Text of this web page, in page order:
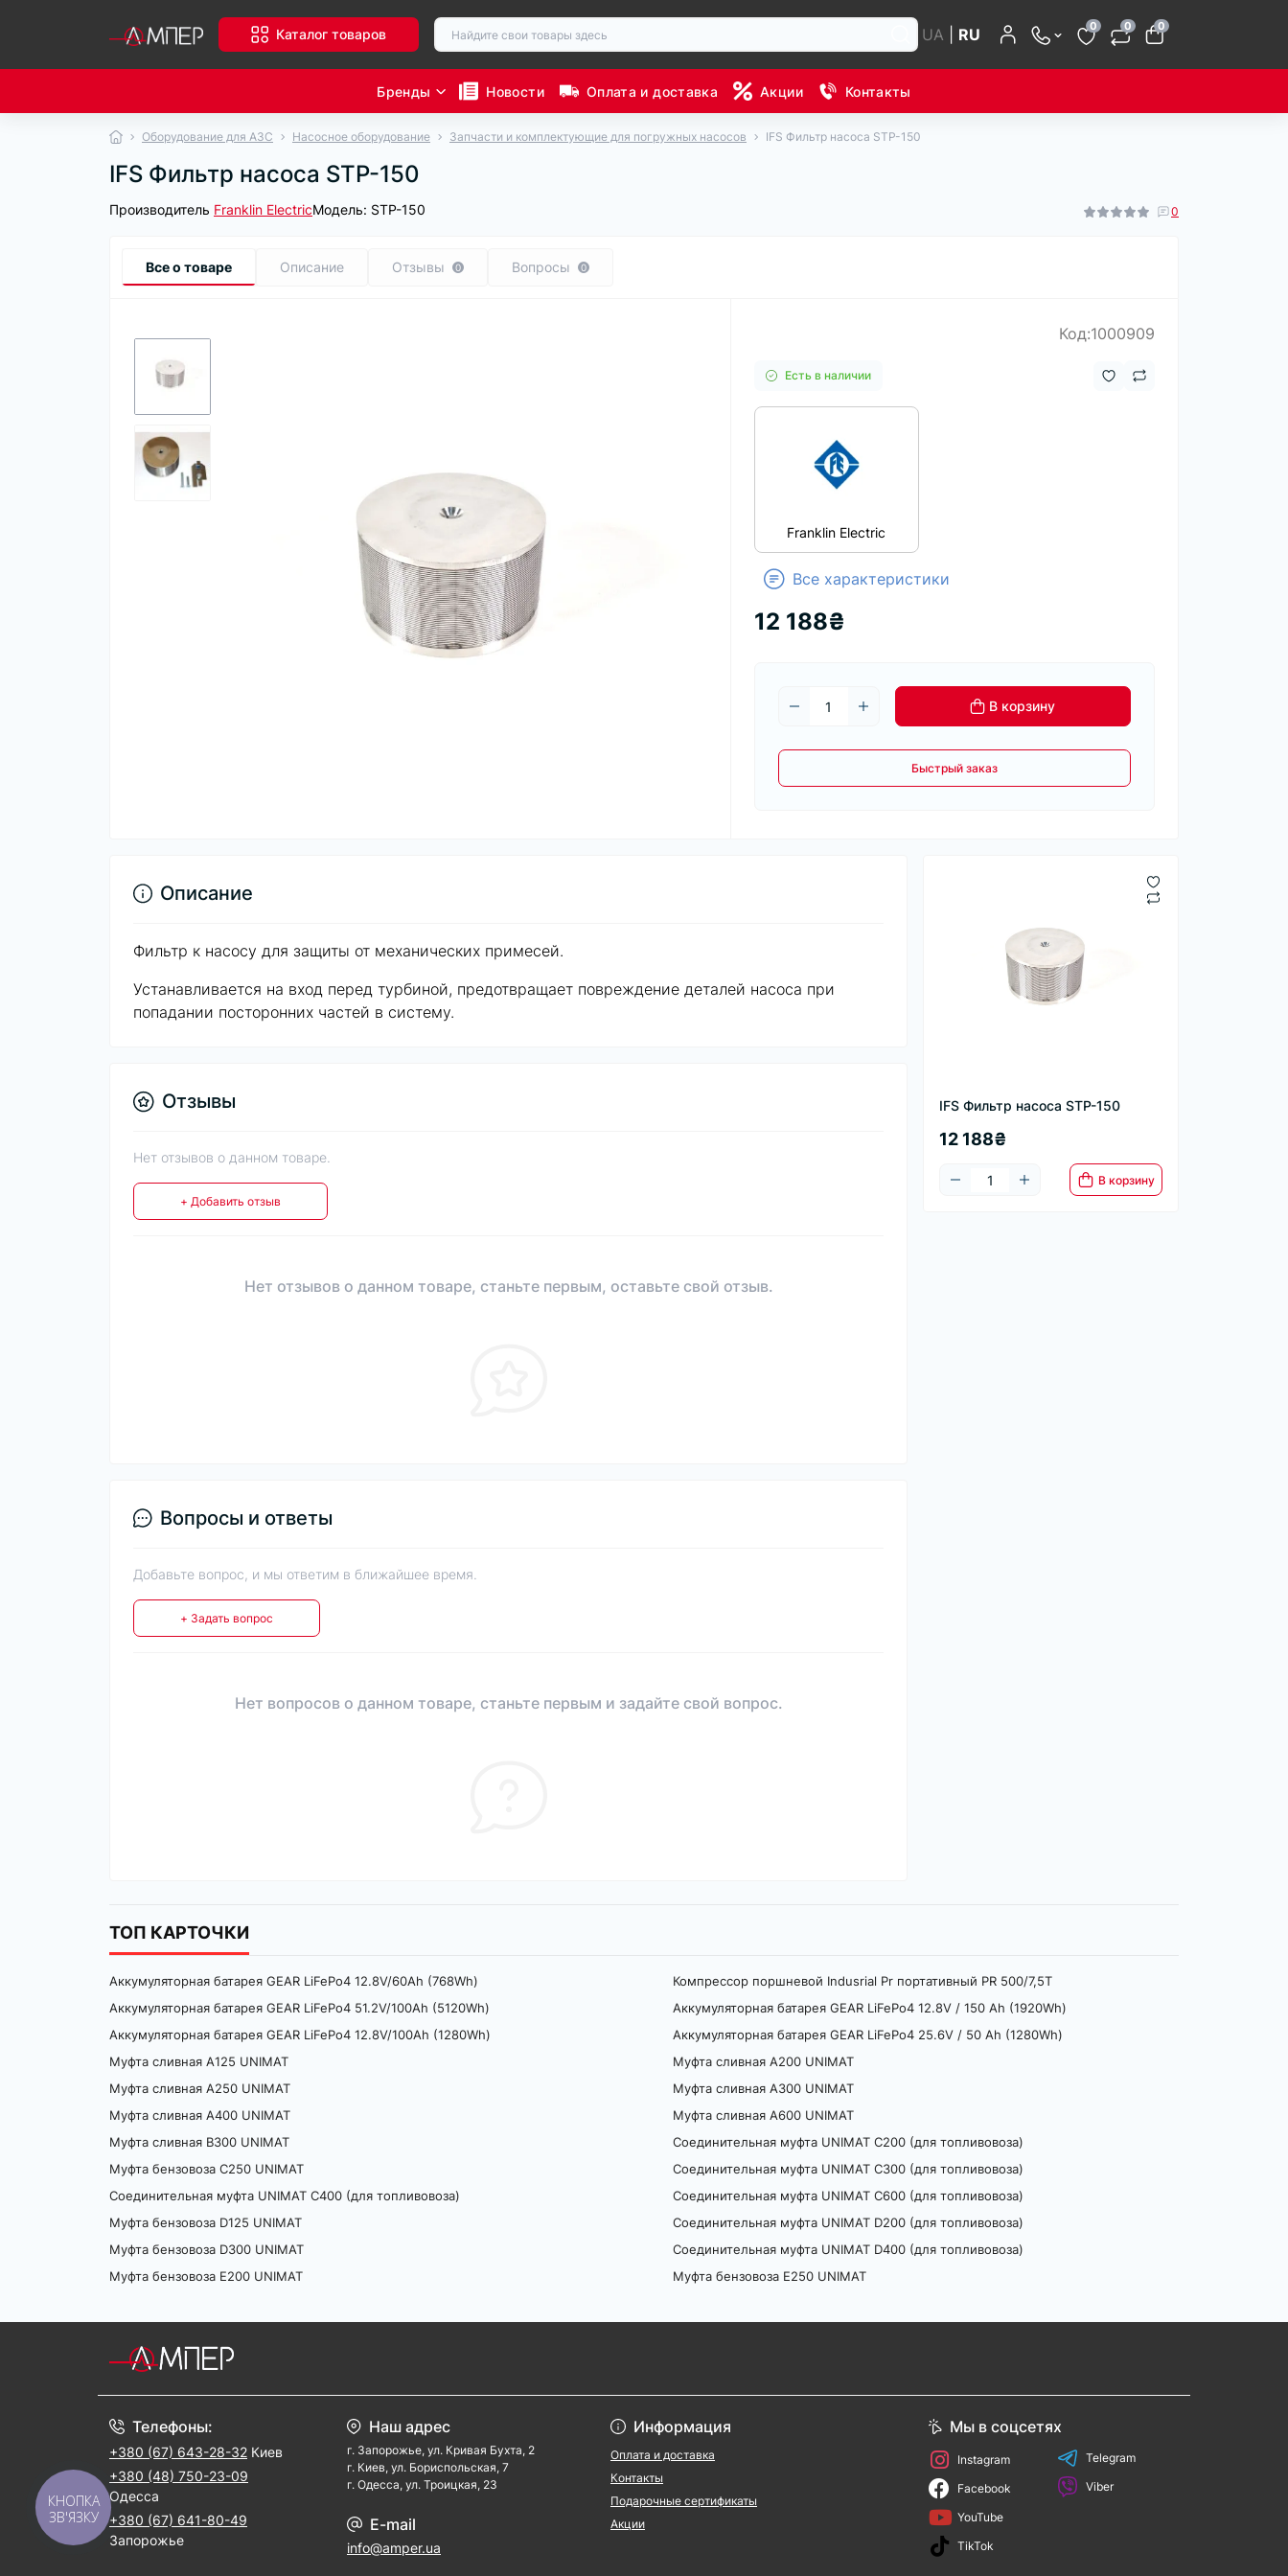
Каталог товаров UA RU 0 0 0
Бренды Новости Оплата и доставка Акции Контакты
Оборудование для АЗС Насосное оборудование Запчасти и комплектующие для погружных насосов IFS Фильтр насоса STP-150
IFS Фильтр насоса STP-150
Производитель Franklin ElectricМодель: STP-150 0
Все о товаре Описание Отзывы 0 Вопросы 0
Код:1000909
Есть в наличии
Franklin Electric
Все характеристики
12 188₴
В корзину
Быстрый заказ
IFS Фильтр насоса STP-150
12 188₴
В корзину
Описание
Фильтр к насосу для защиты от механических примесей.
Устанавливается на вход перед турбиной, предотвращает повреждение деталей насоса при
попадании посторонних частей в систему.
Отзывы
Нет отзывов о данном товаре.
+ Добавить отзыв
Нет отзывов о данном товаре, станьте первым, оставьте свой отзыв.
Вопросы и ответы
Добавьте вопрос, и мы ответим в ближайшее время.
+ Задать вопрос
Нет вопросов о данном товаре, станьте первым и задайте свой вопрос.
ТОП КАРТОЧКИ
Аккумуляторная батарея GEAR LiFePo4 12.8V/60Ah (768Wh)
Компрессор поршневой Indusrial Pr портативный PR 500/7,5T
Аккумуляторная батарея GEAR LiFePo4 51.2V/100Ah (5120Wh)
Аккумуляторная батарея GEAR LiFePo4 12.8V / 150 Ah (1920Wh)
Аккумуляторная батарея GEAR LiFePo4 12.8V/100Ah (1280Wh)
Аккумуляторная батарея GEAR LiFePo4 25.6V / 50 Ah (1280Wh)
Муфта сливная A125 UNIMAT
Муфта сливная A200 UNIMAT
Муфта сливная A250 UNIMAT
Муфта сливная A300 UNIMAT
Муфта сливная A400 UNIMAT
Муфта сливная A600 UNIMAT
Муфта сливная B300 UNIMAT
Соединительная муфта UNIMAT C200 (для топливовоза)
Муфта бензовоза C250 UNIMAT
Соединительная муфта UNIMAT C300 (для топливовоза)
Соединительная муфта UNIMAT C400 (для топливовоза)
Соединительная муфта UNIMAT C600 (для топливовоза)
Муфта бензовоза D125 UNIMAT
Соединительная муфта UNIMAT D200 (для топливовоза)
Муфта бензовоза D300 UNIMAT
Соединительная муфта UNIMAT D400 (для топливовоза)
Муфта бензовоза E200 UNIMAT
Муфта бензовоза E250 UNIMAT
Телефоны:
+380 (67) 643-28-32 Киев
+380 (48) 750-23-09
Одесса
+380 (67) 641-80-49
Запорожье
Наш адрес
г. Запорожье, ул. Кривая Бухта, 2
г. Киев, ул. Бориспольская, 7
г. Одесса, ул. Троицкая, 23
E-mail
info@amper.ua
Информация
Оплата и доставка
Контакты
Подарочные сертификаты
Акции
Мы в соцсетях
Instagram
Facebook
YouTube
TikTok
Telegram
Viber
КНОПКА
ЗВ'ЯЗКУ